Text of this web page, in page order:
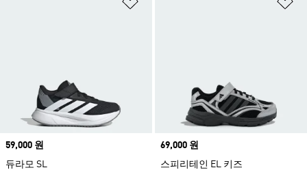
Price
59,000 원
듀라모 SL
Price
69,000 원
스피리테인 EL 키즈